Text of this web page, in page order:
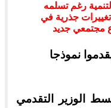
رغم تسلمه
جذرية في
مجتمعي جديد
نموذجا
الوزير التقدمي